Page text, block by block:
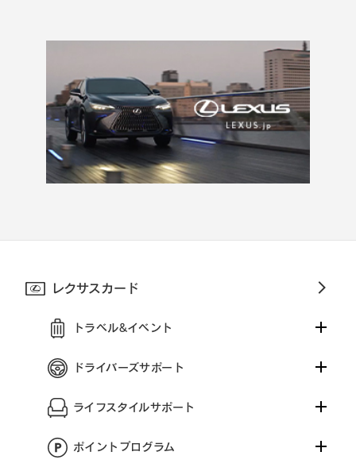
レクサスカード
トラベル&イベント
ドライバーズサポート
ライフスタイルサポート
ポイントプログラム